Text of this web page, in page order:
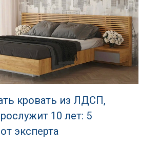
кровать из ЛДСП,
10 лет: 5
эксперта